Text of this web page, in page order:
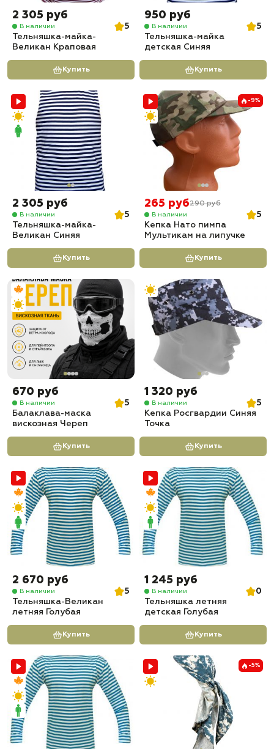
2 305 руб
В наличии
5
Тельняшка-майка-
Великан Краповая
Купить
950 руб
В наличии
5
Тельняшка-майка
детская Синяя
Купить
2 305 руб
В наличии
5
Тельняшка-майка-
Великан Синяя
Купить
-9%
265 руб290 руб
В наличии
5
Кепка Нато пимпа
Мультикам на липучке
Купить
670 руб
В наличии
5
Балаклава-маска
вискозная Череп
Купить
1 320 руб
В наличии
5
Кепка Росгвардии Синяя
Точка
Купить
2 670 руб
В наличии
5
Тельняшка-Великан
летняя Голубая
Купить
1 245 руб
В наличии
0
Тельняшка летняя
детская Голубая
Купить
-5%